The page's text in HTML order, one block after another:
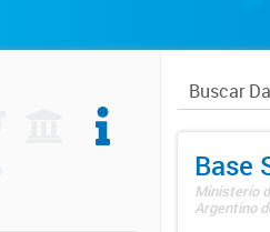
Base
Ministerio
Argentino